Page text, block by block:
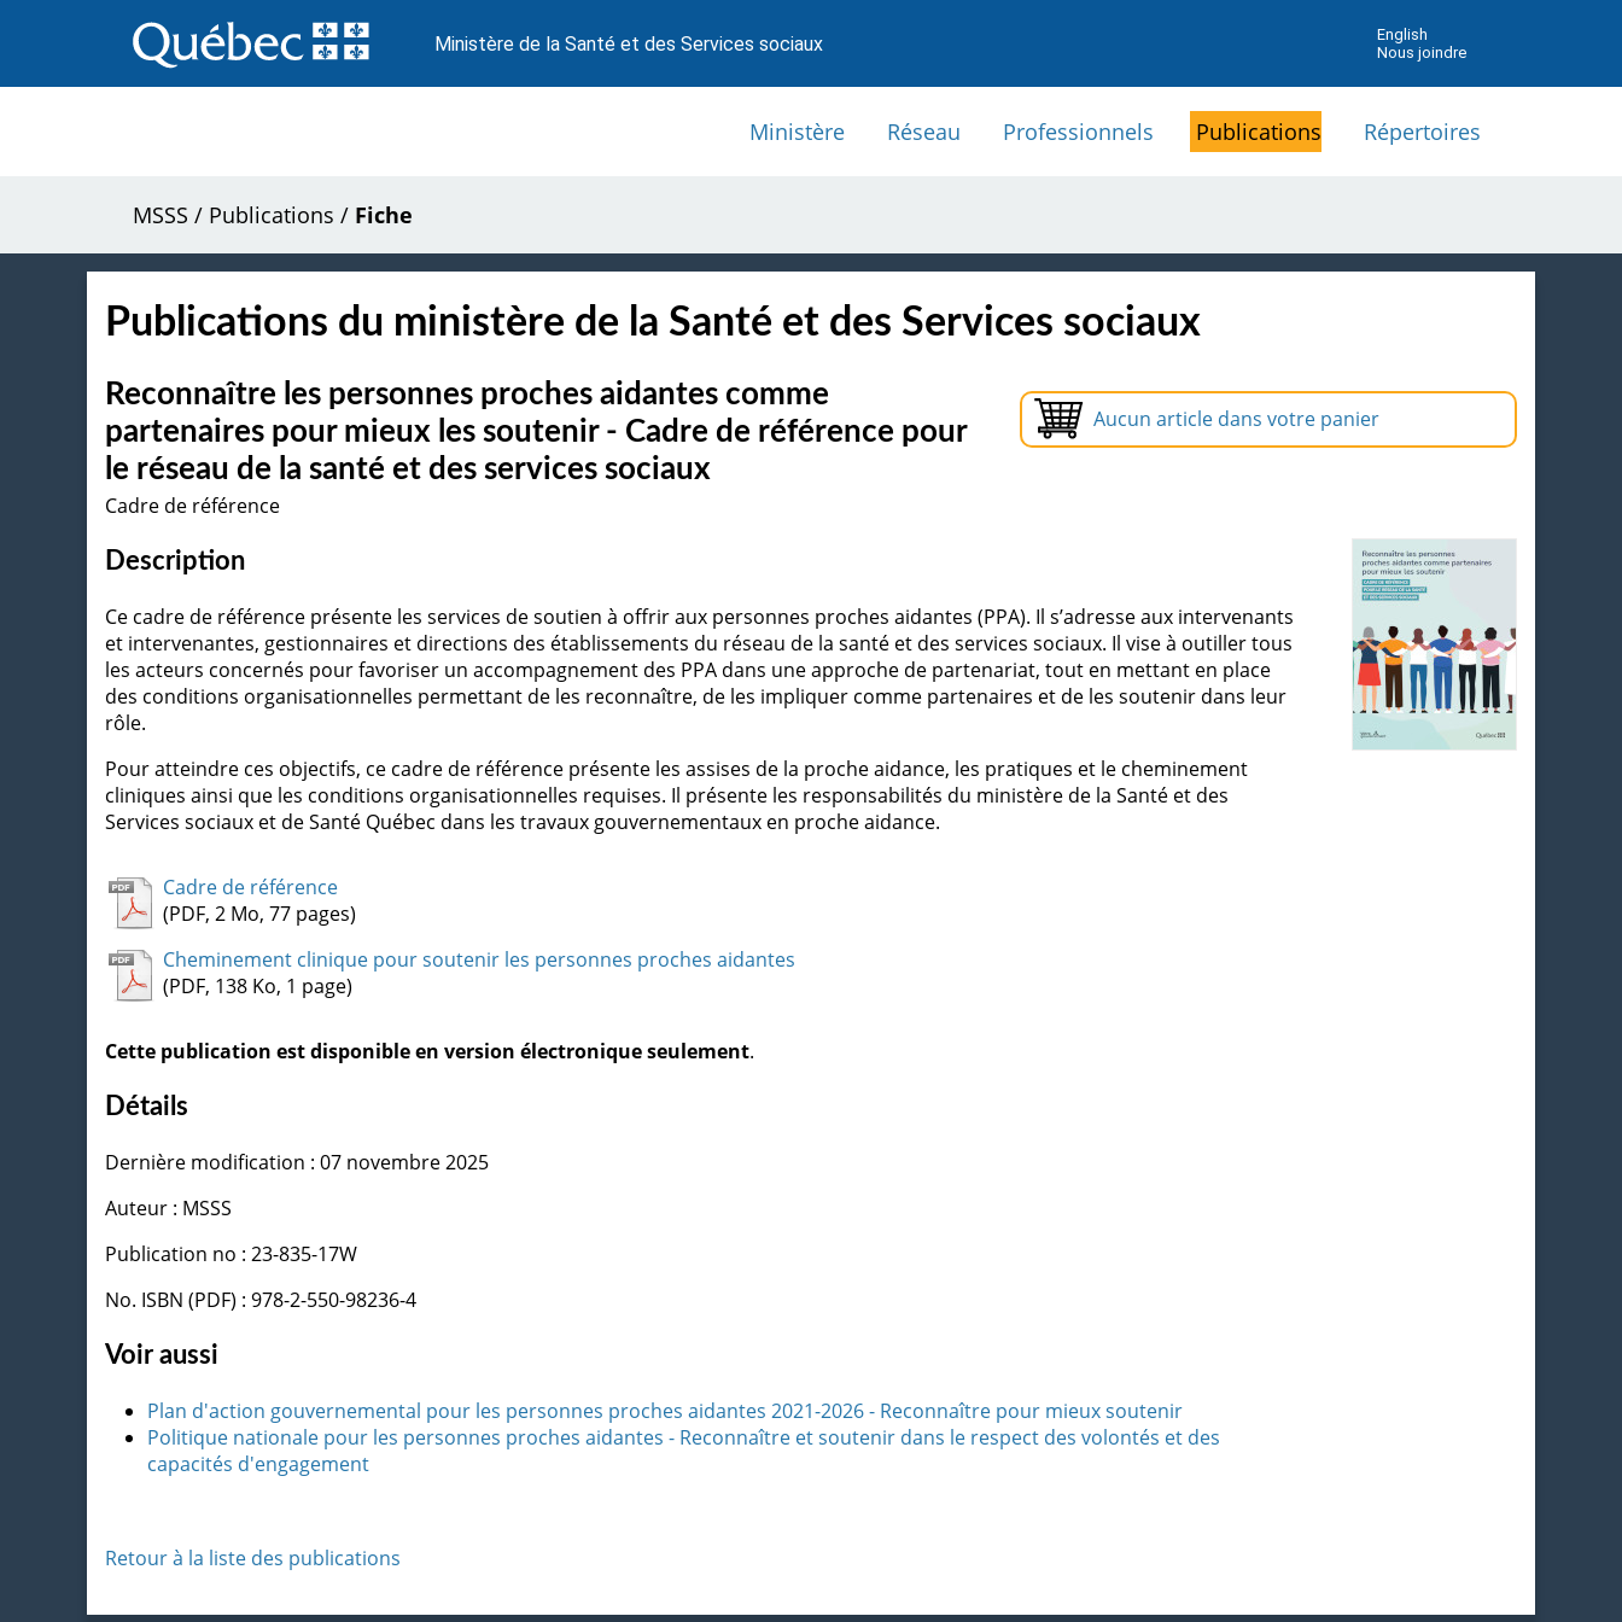
au
contenu
Ministère de la Santé et des Services sociaux
English
Nous joindre
Ministère Réseau Professionnels Publications Répertoires
MSSS / Publications / Fiche
Publications du ministère de la Santé et des Services sociaux
Aucun article dans votre panier
Reconnaître les personnes proches aidantes comme
partenaires pour mieux les soutenir - Cadre de référence pour
le réseau de la santé et des services sociaux
Cadre de référence
Description
Ce cadre de référence présente les services de soutien à offrir aux personnes proches aidantes (PPA). Il s’adresse aux intervenants
et intervenantes, gestionnaires et directions des établissements du réseau de la santé et des services sociaux. Il vise à outiller tous
les acteurs concernés pour favoriser un accompagnement des PPA dans une approche de partenariat, tout en mettant en place
des conditions organisationnelles permettant de les reconnaître, de les impliquer comme partenaires et de les soutenir dans leur
rôle.
Pour atteindre ces objectifs, ce cadre de référence présente les assises de la proche aidance, les pratiques et le cheminement
cliniques ainsi que les conditions organisationnelles requises. Il présente les responsabilités du ministère de la Santé et des
Services sociaux et de Santé Québec dans les travaux gouvernementaux en proche aidance.
Cadre de référence
(PDF, 2 Mo, 77 pages)
Cheminement clinique pour soutenir les personnes proches aidantes
(PDF, 138 Ko, 1 page)
Cette publication est disponible en version électronique seulement.
Détails
Dernière modification : 07 novembre 2025
Auteur : MSSS
Publication no : 23-835-17W
No. ISBN (PDF) : 978-2-550-98236-4
Voir aussi
Plan d'action gouvernemental pour les personnes proches aidantes 2021-2026 - Reconnaître pour mieux soutenir
Politique nationale pour les personnes proches aidantes - Reconnaître et soutenir dans le respect des volontés et des
capacités d'engagement
Retour à la liste des publications